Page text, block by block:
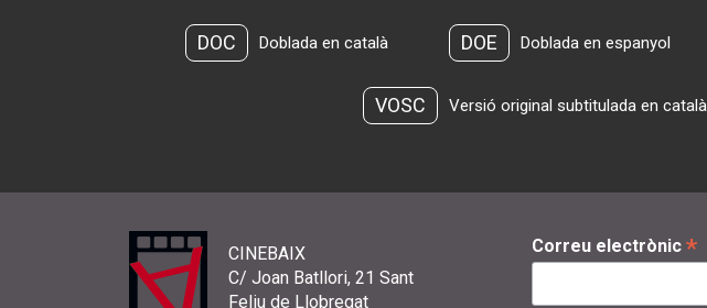
DOC Doblada en català DOE Doblada en espanyol
VOSC Versió original subtitulada en català
CINEBAIX
C/ Joan Batllori, 21 Sant
Feliu de Llobregat
Correu electrònic *